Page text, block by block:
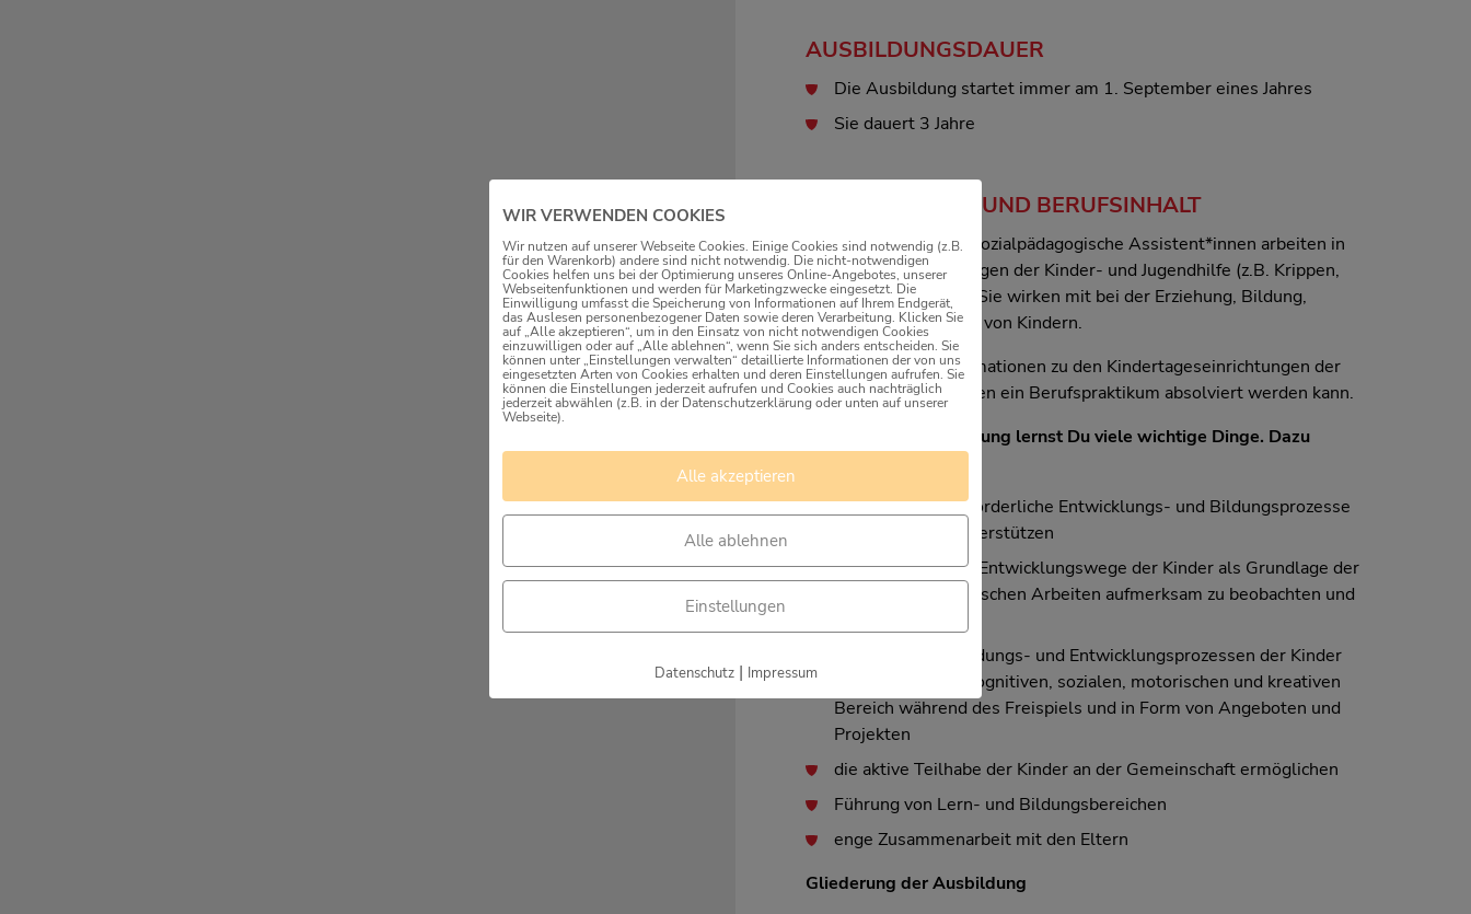
AUSBILDUNGSDAUER
Die Ausbildung startet immer am 1. September eines Jahres
Sie dauert 3 Jahre
AUSBILDUNGS- UND BERUFSINHALT
Staatlich anerkannte sozialpädagogische Assistent*innen arbeiten in
Kindertageseinrichtungen der Kinder- und Jugendhilfe (z.B. Krippen,
Kindergärten, Horte). Sie wirken mit bei der Erziehung, Bildung,
Pflege und Betreuung von Kindern.
HIERfindest Du Informationen zu den Kindertageseinrichtungen der
Stadt Freiburg, in denen ein Berufspraktikum absolviert werden kann.
Während der Ausbildung lernst Du viele wichtige Dinge. Dazu
jedes Kind durch förderliche Entwicklungs- und Bildungsprozesse
individuelle zu unterstützen
die Bildungs- und Entwicklungswege der Kinder als Grundlage der
weiteren pädagogischen Arbeiten aufmerksam zu beobachten und
Förderung von Bildungs- und Entwicklungsprozessen der Kinder
im emotionalen, kognitiven, sozialen, motorischen und kreativen
Bereich während des Freispiels und in Form von Angeboten und
Projekten
die aktive Teilhabe der Kinder an der Gemeinschaft ermöglichen
Führung von Lern- und Bildungsbereichen
enge Zusammenarbeit mit den Eltern
Gliederung der Ausbildung
WIR VERWENDEN COOKIES
Wir nutzen auf unserer Webseite Cookies. Einige Cookies sind notwendig (z.B.
für den Warenkorb) andere sind nicht notwendig. Die nicht-notwendigen
Cookies helfen uns bei der Optimierung unseres Online-Angebotes, unserer
Webseitenfunktionen und werden für Marketingzwecke eingesetzt. Die
Einwilligung umfasst die Speicherung von Informationen auf Ihrem Endgerät,
das Auslesen personenbezogener Daten sowie deren Verarbeitung. Klicken Sie
auf „Alle akzeptieren“, um in den Einsatz von nicht notwendigen Cookies
einzuwilligen oder auf „Alle ablehnen“, wenn Sie sich anders entscheiden. Sie
können unter „Einstellungen verwalten“ detaillierte Informationen der von uns
eingesetzten Arten von Cookies erhalten und deren Einstellungen aufrufen. Sie
können die Einstellungen jederzeit aufrufen und Cookies auch nachträglich
jederzeit abwählen (z.B. in der Datenschutzerklärung oder unten auf unserer
Webseite).
Alle akzeptieren
Alle ablehnen
Einstellungen
Datenschutz| Impressum